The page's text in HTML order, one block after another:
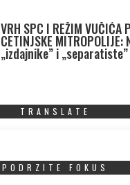
VRH SPC I REŽIM VUČIĆA
CETINJSKE
„izdajnike” i „separatiste”
TRANSLATE
PODRZITE FOKUS